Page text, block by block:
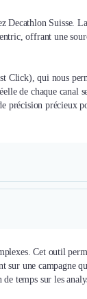
Decathlon Suisse.
offrant une
Click), qui nous
de chaque canal
précision précieux
Cet outil
sur une campagne
temps sur les